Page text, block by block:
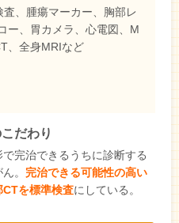
、腫瘍マーカー、胸部レ
ー、胃カメラ、心電図、M
、全身MRIなど
だわり
完治できるうちに診断する
。 完治できる可能性の高い
を標準検査にしている。